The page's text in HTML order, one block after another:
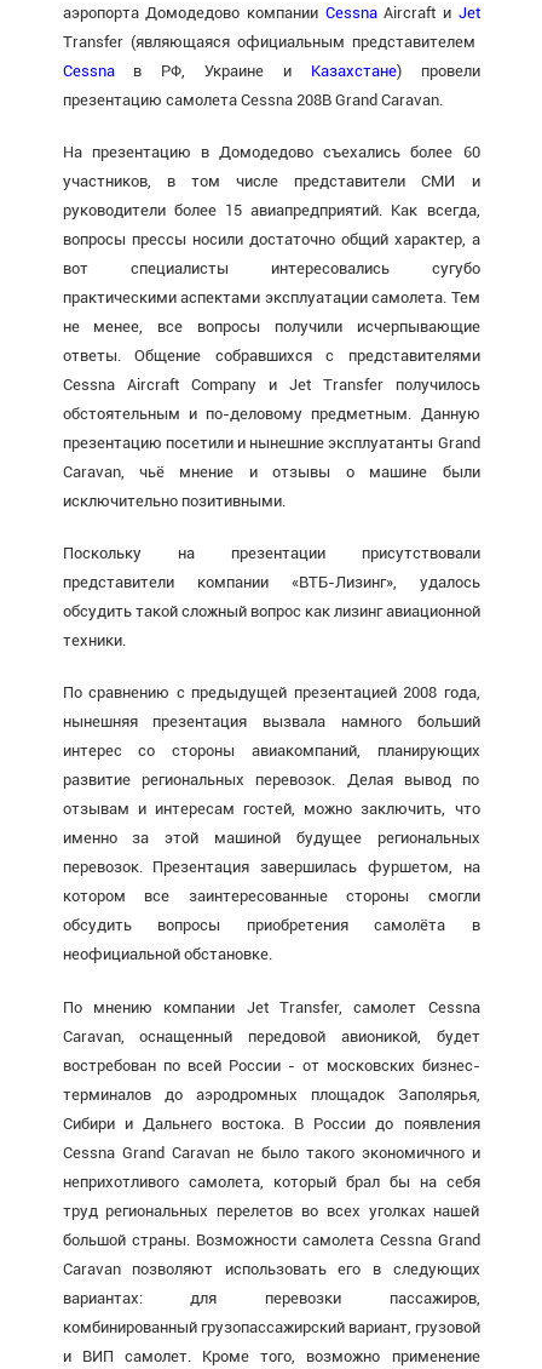
аэропорта Домодедово компании CessnaAircraft и Jet
Transfer (являющаяся официальным представителем
Cessnaв РФ, Украине и Казахстане) провели
презентацию самолета Cessna 208B Grand Caravan.
На презентацию в Домодедово съехались более 60
участников, в том числе представители СМИ и
руководители более 15 авиапредприятий. Как всегда,
вопросы прессы носили достаточно общий характер, а
вот специалисты интересовались сугубо
практическими аспектами эксплуатации самолета. Тем
не менее, все вопросы получили исчерпывающие
ответы. Общение собравшихся с представителями
Cessna Aircraft Company и Jet Transfer получилось
обстоятельным и по-деловому предметным. Данную
презентацию посетили и нынешние эксплуатанты Grand
Caravan, чьё мнение и отзывы о машине были
исключительно позитивными.
Поскольку на презентации присутствовали
представители компании «ВТБ-Лизинг», удалось
обсудить такой сложный вопрос как лизинг авиационной
техники.
По сравнению с предыдущей презентацией 2008 года,
нынешняя презентация вызвала намного больший
интерес со стороны авиакомпаний, планирующих
развитие региональных перевозок. Делая вывод по
отзывам и интересам гостей, можно заключить, что
именно за этой машиной будущее региональных
перевозок. Презентация завершилась фуршетом, на
котором все заинтересованные стороны смогли
обсудить вопросы приобретения самолёта в
неофициальной обстановке.
По мнению компании Jet Transfer, самолет Cessna
Caravan, оснащенный передовой авионикой, будет
востребован по всей России - от московских бизнес-
терминалов до аэродромных площадок Заполярья,
Сибири и Дальнего востока. В России до появления
Cessna Grand Caravan не было такого экономичного и
неприхотливого самолета, который брал бы на себя
труд региональных перелетов во всех уголках нашей
большой страны. Возможности самолета Cessna Grand
Caravan позволяют использовать его в следующих
вариантах: для перевозки пассажиров,
комбинированный грузопассажирский вариант, грузовой
и ВИП самолет. Кроме того, возможно применение